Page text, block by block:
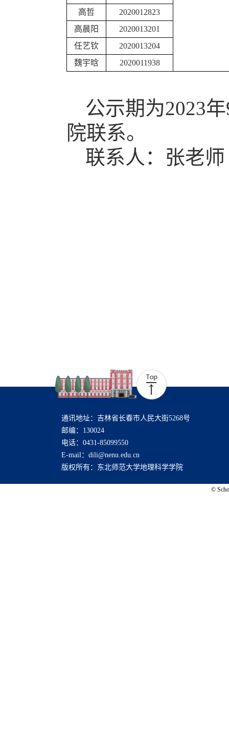
高哲
2020012823
高晨阳
2020013201
任艺钦
2020013204
魏宇晗
2020011938
公示期为2023
院联系。
联系人：张老师
通讯地址：吉林省长春市人民大街5268号
邮编：130024
电话：0431-85099550
E-mail：dili@nenu.edu.cn
版权所有：东北师范大学地理科学学院
©